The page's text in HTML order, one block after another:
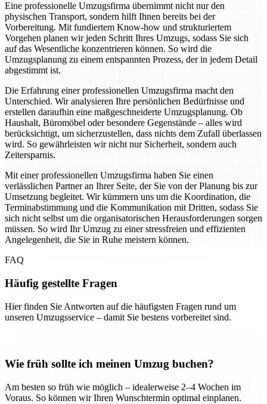
Eine professionelle Umzugsfirma übernimmt nicht nur den
physischen Transport, sondern hilft Ihnen bereits bei der
Vorbereitung. Mit fundiertem Know-how und strukturiertem
Vorgehen planen wir jeden Schritt Ihres Umzugs, sodass Sie sich
auf das Wesentliche konzentrieren können. So wird die
Umzugsplanung zu einem entspannten Prozess, der in jedem Detail
abgestimmt ist.
Die Erfahrung einer professionellen Umzugsfirma macht den
Unterschied. Wir analysieren Ihre persönlichen Bedürfnisse und
erstellen daraufhin eine maßgeschneiderte Umzugsplanung. Ob
Haushalt, Büromöbel oder besondere Gegenstände – alles wird
berücksichtigt, um sicherzustellen, dass nichts dem Zufall überlassen
wird. So gewährleisten wir nicht nur Sicherheit, sondern auch
Zeitersparnis.
Mit einer professionellen Umzugsfirma haben Sie einen
verlässlichen Partner an Ihrer Seite, der Sie von der Planung bis zur
Umsetzung begleitet. Wir kümmern uns um die Koordination, die
Terminabstimmung und die Kommunikation mit Dritten, sodass Sie
sich nicht selbst um die organisatorischen Herausforderungen sorgen
müssen. So wird Ihr Umzug zu einer stressfreien und effizienten
Angelegenheit, die Sie in Ruhe meistern können.
FAQ
Häufig gestellte Fragen
Hier finden Sie Antworten auf die häufigsten Fragen rund um
unseren Umzugsservice – damit Sie bestens vorbereitet sind.
Wie früh sollte ich meinen Umzug buchen?
Am besten so früh wie möglich – idealerweise 2–4 Wochen im
Voraus. So können wir Ihren Wunschtermin optimal einplanen.